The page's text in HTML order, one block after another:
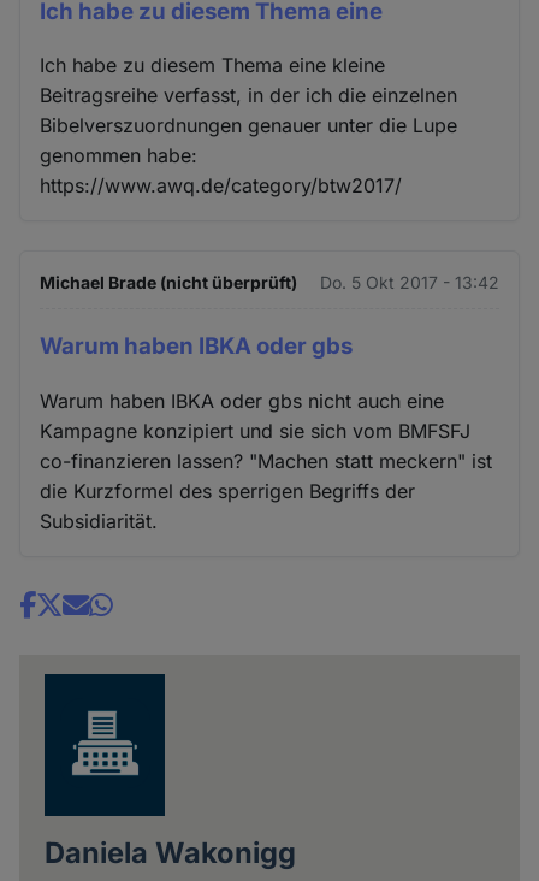
Ich habe zu diesem Thema eine
Ich habe zu diesem Thema eine kleine
Beitragsreihe verfasst, in der ich die einzelnen
Bibelverszuordnungen genauer unter die Lupe
genommen habe:
https://www.awq.de/category/btw2017/
Michael Brade (nicht überprüft) Do. 5 Okt 2017 - 13:42
Warum haben IBKA oder gbs
Warum haben IBKA oder gbs nicht auch eine
Kampagne konzipiert und sie sich vom BMFSFJ
co-finanzieren lassen? "Machen statt meckern" ist
die Kurzformel des sperrigen Begriffs der
Subsidiarität.
Share
Daniela Wakonigg